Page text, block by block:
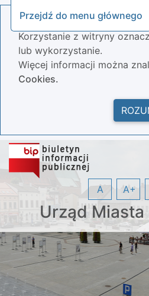
Przejdź do menu głównego
Nasza strona wykorzystuje
Korzystanie z witryny
lub wykorzystanie.
Więcej informacji można
Cookies.
Urząd
A A+